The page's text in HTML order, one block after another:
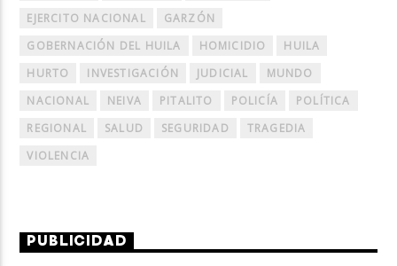
EJERCITO NACIONAL
GARZÓN
GOBERNACIÓN DEL HUILA
HOMICIDIO
HUILA
HURTO
INVESTIGACIÓN JUDICIAL
MUNDO
NACIONAL
NEIVA PITALITO POLICÍA
POLÍTICA
REGIONAL
SALUD SEGURIDAD
TRAGEDIA
VIOLENCIA
PUBLICIDAD